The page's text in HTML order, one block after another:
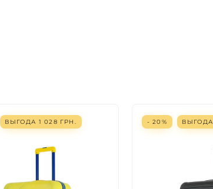
ВЫГОДА 1 028 ГРН. - 20% ВЫГОДА